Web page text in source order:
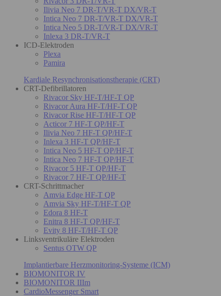
Ilivia Neo 7 DR-T/VR-T DX/VR-T
Intica Neo 7 DR-T/VR-T DX/VR-T
Intica Neo 5 DR-T/VR-T DX/VR-T
Inlexa 3 DR-T/VR-T
ICD-Elektroden
Plexa
Pamira
Kardiale Resynchronisationstherapie (CRT)
CRT-Defibrillatoren
Rivacor Sky HF-T/HF-T QP
Rivacor Aura HF-T/HF-T QP
Rivacor Rise HF-T/HF-T QP
Acticor 7 HF-T QP/HF-T
Ilivia Neo 7 HF-T QP/HF-T
Inlexa 3 HF-T QP/HF-T
Intica Neo 5 HF-T QP/HF-T
Intica Neo 7 HF-T QP/HF-T
Rivacor 5 HF-T QP/HF-T
Rivacor 7 HF-T QP/HF-T
CRT-Schrittmacher
Amvia Edge HF-T QP
Amvia Sky HF-T/HF-T QP
Edora 8 HF-T
Enitra 8 HF-T QP/HF-T
Evity 8 HF-T/HF-T QP
Linksventrikuläre Elektroden
Sentus OTW QP
Implantierbare Herzmonitoring-Systeme (ICM)
BIOMONITOR IV
BIOMONITOR IIIm
CardioMessenger Smart